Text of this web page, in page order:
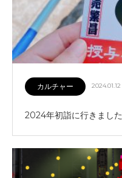
カルチャー 2024.01.12
2024年初詣に行きました